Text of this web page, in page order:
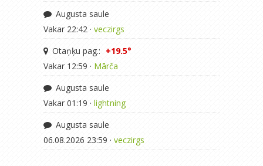
Augusta saule
Vakar 22:42 · veczirgs
Otaņķu pag.: +19.5°
Vakar 12:59 · Mārča
Augusta saule
Vakar 01:19 · lightning
Augusta saule
06.08.2026 23:59 · veczirgs